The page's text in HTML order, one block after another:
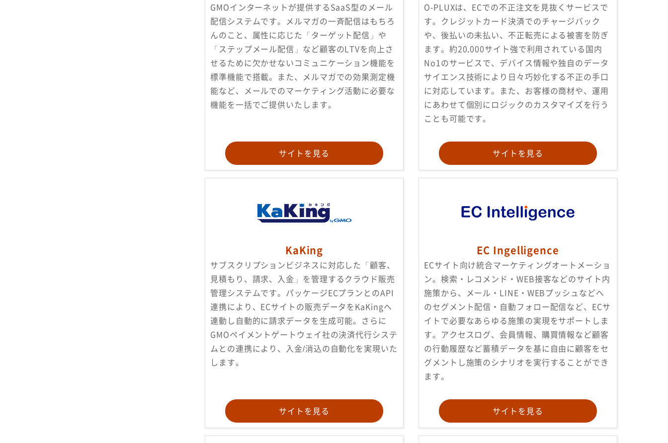
GMOインターネットが提供するSaaS型のメール
配信システムです。メルマガの一斉配信はもちろ
んのこと、属性に応じた「ターゲット配信」や
「ステップメール配信」など顧客のLTVを向上さ
せるために欠かせないコミュニケーション機能を
標準機能で搭載。また、メルマガでの効果測定機
能など、メールでのマーケティング活動に必要な
機能を一括でご提供いたします。
サイトを見る
O-PLUXは、ECでの不正注文を見抜くサービスで
す。クレジットカード決済でのチャージバック
や、後払いの未払い、不正転売による被害を防ぎ
ます。約20,000サイト強で利用されている国内
No1のサービスで、デバイス情報や独自のデータ
サイエンス技術により日々巧妙化する不正の手口
に対応しています。また、お客様の商材や、運用
にあわせて個別にロジックのカスタマイズを行う
ことも可能です。
サイトを見る
KaKing
サブスクリプションビジネスに対応した「顧客、
見積もり、請求、入金」を管理するクラウド販売
管理システムです。パッケージECプランとのAPI
連携により、ECサイトの販売データをKaKingへ
連動し自動的に請求データを生成可能。さらに
GMOペイメントゲートウェイ社の決済代行システ
ムとの連携により、入金/消込の自動化を実現いた
します。
サイトを見る
EC Ingelligence
ECサイト向け統合マーケティングオートメーショ
ン。検索・レコメンド・WEB接客などのサイト内
施策から、メール・LINE・WEBプッシュなどへ
のセグメント配信・自動フォロー配信など、ECサ
イトで必要なあらゆる施策の実現をサポートしま
す。アクセスログ、会員情報、購買情報など顧客
の行動履歴など蓄積データを基に自由に顧客をセ
グメントし施策のシナリオを実行することができ
ます。
サイトを見る